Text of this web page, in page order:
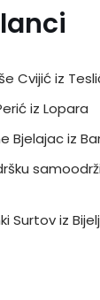
Cvijić iz
iz Lopara
Bjelajac iz
Surtov iz